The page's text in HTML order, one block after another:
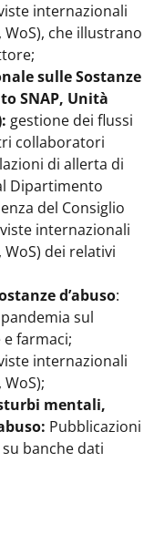
internazionali
che illustrano
sulle Sostanze
SNAP, Unità
gestione dei flussi
collaboratori
di allerta di
Dipartimento
del Consiglio
internazionali
dei relativi
d’abuso:
sul
farmaci;
internazionali
mentali,
Pubblicazioni
banche dati